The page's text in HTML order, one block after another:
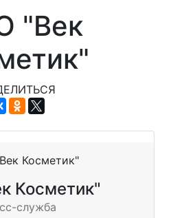
"Век
Косметик"
служба